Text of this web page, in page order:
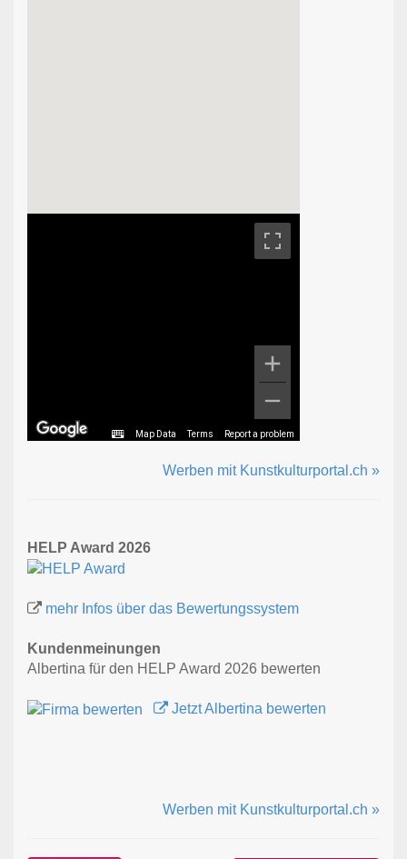
Map Data Terms Report a problem
Werben mit Kunstkulturportal.ch »
HELP Award 2026
mehr Infos über das Bewertungssystem
Kundenmeinungen
Albertina für den HELP Award 2026 bewerten
Jetzt Albertina bewerten
Werben mit Kunstkulturportal.ch »